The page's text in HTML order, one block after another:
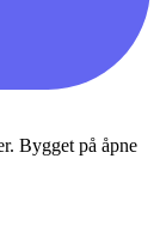
Bygget på åpne